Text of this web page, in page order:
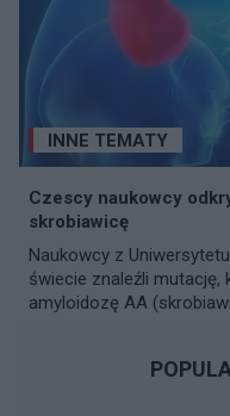
INNE TEMATY
Czescy naukowcy
skrobiawicę
Naukowcy z
świecie znaleźli
amyloidozę AA